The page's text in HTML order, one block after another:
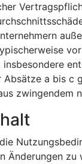
a bis c
zwingendem
Änderungen